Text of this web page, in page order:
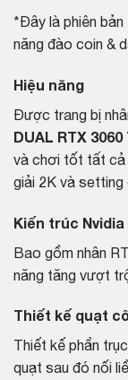
*Đây là phiên bản
năng đào coin &
Hiệu năng
Được trang bị
DUAL RTX 3060
và chơi tốt tất cả
giải 2K và
Kiến trúc Nvidia
Bao gồm nhân
năng tăng vượt
Thiết kế quạt
Thiết kế phần
quạt sau đó nối